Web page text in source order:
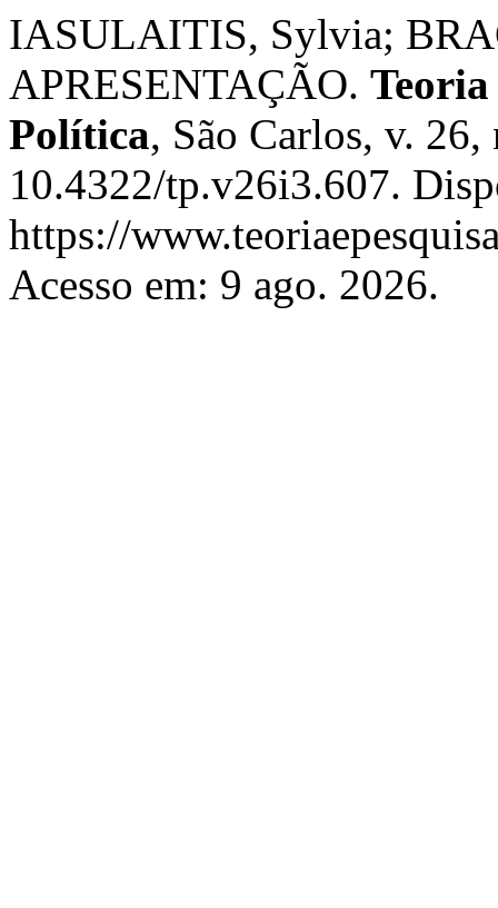
IASULAITIS, Sylvia;
APRESENTAÇÃO.
Política, São Carlos, v.
10.4322/tp.v26i3.607.
https://
Acesso em: 9 ago. 2026.